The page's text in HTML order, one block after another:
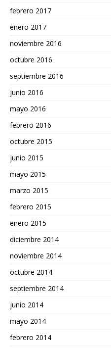
febrero 2017
enero 2017
noviembre 2016
octubre 2016
septiembre 2016
junio 2016
mayo 2016
febrero 2016
octubre 2015
junio 2015
mayo 2015
marzo 2015
febrero 2015
enero 2015
diciembre 2014
noviembre 2014
octubre 2014
septiembre 2014
junio 2014
mayo 2014
febrero 2014